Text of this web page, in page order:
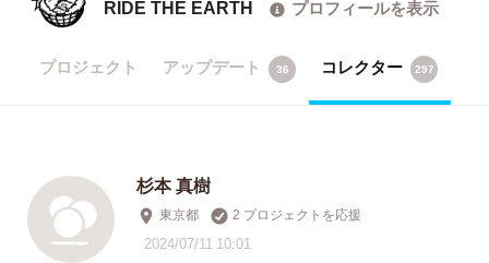
RIDE THE EARTH プロフィールを表示
プロジェクト アップデート 36 コレクター 297
杉本 真樹
東京都 2 プロジェクトを応援
2024/07/11 10:01